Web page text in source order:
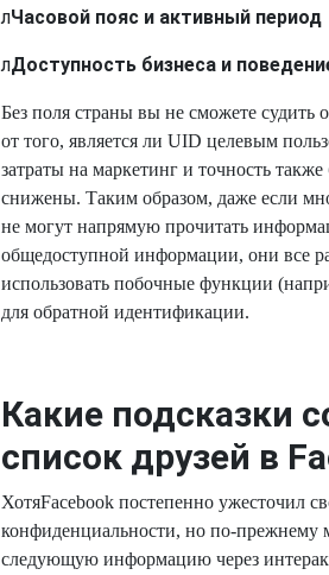
лЧасовой пояс и активный период
лДоступность бизнеса и
Без поля страны вы не сможете судить
от того, является ли UID целевым
затраты на маркетинг и точность также
снижены. Таким образом, даже если
не могут напрямую прочитать
общедоступной информации, они все
использовать побочные функции
для обратной идентификации.
Какие подсказки
список друзей в
ХотяFacebook постепенно ужесточил
конфиденциальности, но по-прежнему
следующую информацию через